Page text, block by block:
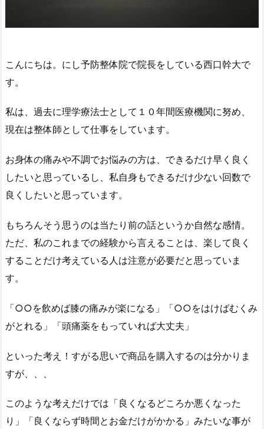
こんにちは。にし予防整体院で院長をしている西口幹大で
す。
私は、過去に理学療法士として１０年間医療機関に努め、
現在は整体師として仕事をしています。
お身体の痛みや不調でお悩みの方は、できるだけ早く良く
したいと思っているし、私自身もできるだけ少ない回数で
良くしたいと思っています。
もちろんそう思うのは当たり前の話というか自然な感情。
ただ、私のこれまでの経験から言えることは、楽して良く
することだけ考えている人は注意が必要だと思っていま
す。
「○○を飲めば膝の痛みが楽になる」「○○をはけばむくみ
がとれる」「頭痛薬をもっていれば大丈夫」
といった考え！すがる思いで商品を購入するのは分かりま
すが、、、
このような考えだけでは「良くなるどころか悪くなった
り」「良くならず時間とお金だけがかかる」みたいな事が